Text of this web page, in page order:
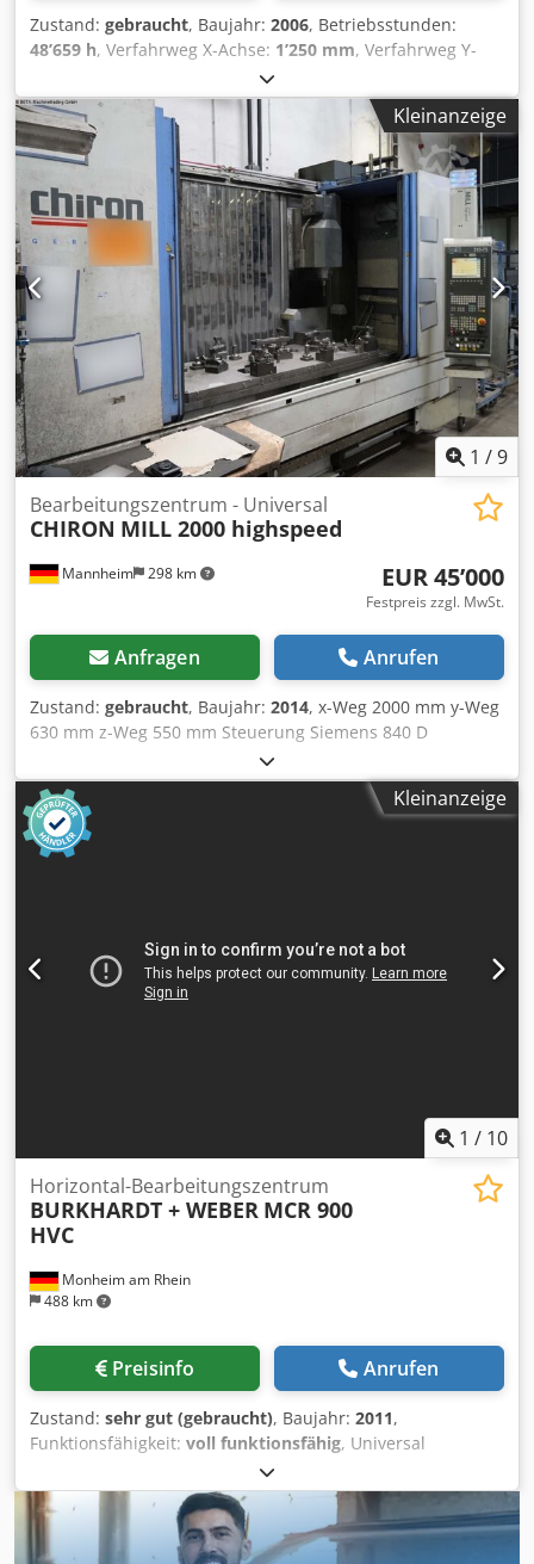
Zustand: gebraucht, Baujahr: 2006, Betriebsstunden:
48’659 h, Verfahrweg X-Achse: 1’250 mm, Verfahrweg Y-
, Verfahrweg Z-Achse:
Steuerungshersteller:Siemens, Steuerung: Siemens 840D
PL Spindel: 7.000 rpm (43 kW/ 822 Nm)
Werkzeugspannsystem: HSK 100 Magazin & Plätze: Regal
234 Plätze / Kette 50 Plätze Rundtisch: 360.000° X 0,001°
Kühlmittelanlage: KNOLL, VRF 250, IKZ 50 bar,
(Arbeitsraumspülung) Arbeitsbereich XYZ (mm): 1250 /
1000 / 1000 Palettengröße (mm): 800 X 800
Werkstückspannung: mechanisch Zusatzoptionen: Infrarot-
Empfänger f. Meßtaster (BLUM);
Mehrspindelkopfaufnahme; schnelle Bohrerbruchkontrolle
(SBBK); Codechip WZ; Laufzeit- und Mengenerfassung;
IPM; Scheibenabblaseinrichtung für Bedientüre; Chedpfx
Aeug T E Ajg Ija Ausweichstrategie; Werkzeugplanung mit
MCIS TDI
Kleinanzeige
1 /9
Mannheim 298 km
Bearbeitungszentrum - Universal
CHIRON MILL 2000 highspeed
EUR 45’000
Festpreis zzgl. MwSt.
Anfragen Anrufen
Zustand: gebraucht, Baujahr: 2014, x-Weg 2000 mm y-Weg
630 mm z-Weg 550 mm Steuerung Siemens 840 D
Gesamtleistungsbedarf 7,5 - 22,5 kW Maschinengewicht
ca. 10,5 t Maximale Tischbelastung: 1.000 kg / m
Tischlänge Bewegungsbereich: X-Achse: 2000 mm Y-Achse:
630 mm Z-Achse: 550 mm Drehzahlbereich bis: 12.000
min-1 Maximaler Drehmomentbereich: 140 Nm Codpfx
69893 Werkzeugdurchmesser:max. 75 mm
Werkzeugdurchmesser mit: freien Nachbarplätzen: max.
160 mm Werkzeuglänge:max. 320 mm
Kleinanzeige
1 / 10
Monheim am Rhein
488 km
Horizontal-Bearbeitungszentrum
BURKHARDT + WEBER MCR 900
HVC
Preisinfo Anrufen
Zustand: sehr gut (gebraucht), Baujahr: 2011,
Funktionsfähigkeit: voll funktionsfähig, Universal
Bearbeitungszentrum 5-Achsen simultan Damaliger
Anschaffungspreis EUR 1.295.000,- Technische Details x-
Weg 1600 mm y-Weg 1250 mm z-Weg 1600 mm B-Achse
(Tisch) 360.000 x 0,001° deg Kopf schwenkbar +/- (HV)